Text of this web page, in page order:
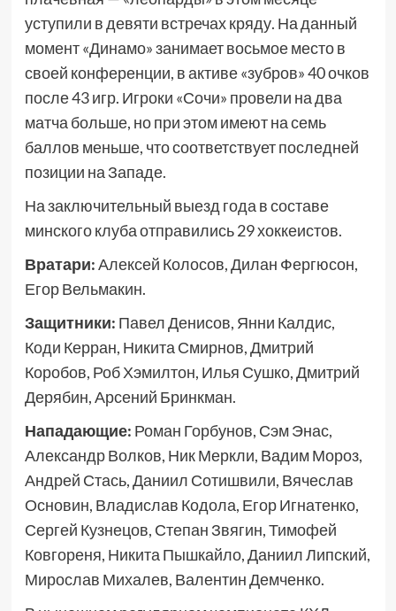
уступили в девяти встречах кряду. На данный
момент «Динамо» занимает восьмое место в
своей конференции, в активе «зубров» 40 очков
после 43 игр. Игроки «Сочи» провели на два
матча больше, но при этом имеют на семь
баллов меньше, что соответствует последней
позиции на Западе.
На заключительный выезд года в составе
минского клуба отправились 29 хоккеистов.
Вратари:Алексей Колосов, Дилан Фергюсон,
Егор Вельмакин.
Защитники: Павел Денисов, Янни Калдис,
Коди Керран, Никита Смирнов, Дмитрий
Коробов, Роб Хэмилтон, Илья Сушко, Дмитрий
Дерябин, Арсений Бринкман.
Нападающие: Роман Горбунов, Сэм Энас,
Александр Волков, Ник Меркли, Вадим Мороз,
Андрей Стась, Даниил Сотишвили, Вячеслав
Основин, Владислав Кодола, Егор Игнатенко,
Сергей Кузнецов, Степан Звягин, Тимофей
Ковгореня, Никита Пышкайло, Даниил Липский,
Мирослав Михалев, Валентин Демченко.